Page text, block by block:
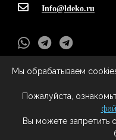
Info@ldeko.ru
L-Deko - Все права
Все права на материалы,
соответствии с
смежных правах. При любом
сателлитных проектов,
Мы обрабатываем
Пожалуйста,
Вы можете запретить